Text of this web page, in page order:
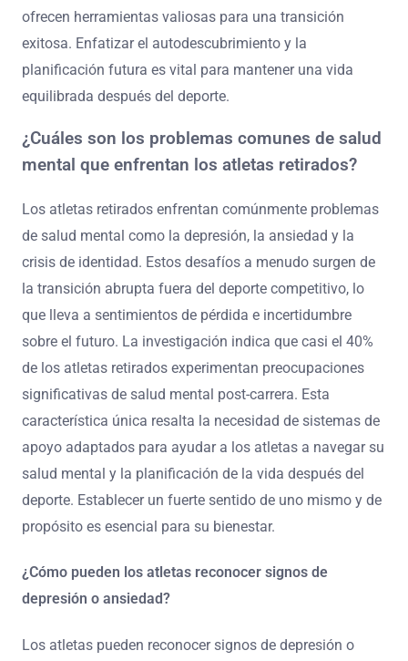
ofrecen herramientas valiosas para una transición
exitosa. Enfatizar el autodescubrimiento y la
planificación futura es vital para mantener una vida
equilibrada después del deporte.
¿Cuáles son los problemas comunes de salud
mental que enfrentan los atletas retirados?
Los atletas retirados enfrentan comúnmente problemas
de salud mental como la depresión, la ansiedad y la
crisis de identidad. Estos desafíos a menudo surgen de
la transición abrupta fuera del deporte competitivo, lo
que lleva a sentimientos de pérdida e incertidumbre
sobre el futuro. La investigación indica que casi el 40%
de los atletas retirados experimentan preocupaciones
significativas de salud mental post-carrera. Esta
característica única resalta la necesidad de sistemas de
apoyo adaptados para ayudar a los atletas a navegar su
salud mental y la planificación de la vida después del
deporte. Establecer un fuerte sentido de uno mismo y de
propósito es esencial para su bienestar.
¿Cómo pueden los atletas reconocer signos de
depresión o ansiedad?
Los atletas pueden reconocer signos de depresión o